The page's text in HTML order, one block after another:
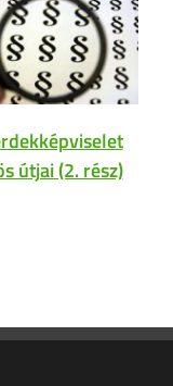
útjai (2. rész)